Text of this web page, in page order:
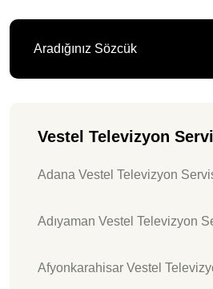
Vestel Televizyon
Adana Vestel Televizyon
Adıyaman Vestel Televizyon
Afyonkarahisar Vestel